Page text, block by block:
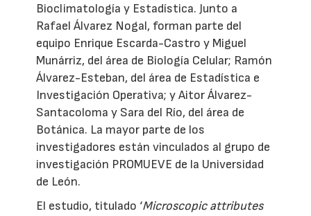
Bioclimatología y Estadística. Junto a
Rafael Álvarez Nogal, forman parte del
equipo Enrique Escarda-Castro y Miguel
Munárriz, del área de Biología Celular; Ramón
Álvarez-Esteban, del área de Estadística e
Investigación Operativa; y Aitor Álvarez-
Santacoloma y Sara del Río, del área de
Botánica. La mayor parte de los
investigadores están vinculados al grupo de
investigación PROMUEVE de la Universidad
de León.
El estudio, titulado ‘Microscopic attributes